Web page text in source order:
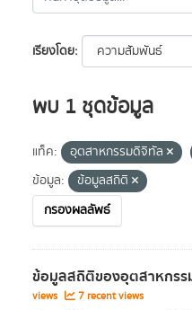
เรียงโดย
พบ 1 ชุดข้อมูล
แท็ค: อุตสาหกรรมดิจิทัล
ข้อมูล:
ข้อมูลสถิติ
กรองผลลัพธ์
ข้อมูลสถิติของอุตสาหกรร
views
7 recent views